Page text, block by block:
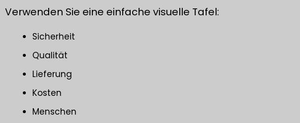
Verwenden Sie eine einfache visuelle Tafel:
Sicherheit
Qualität
Lieferung
Kosten
Menschen